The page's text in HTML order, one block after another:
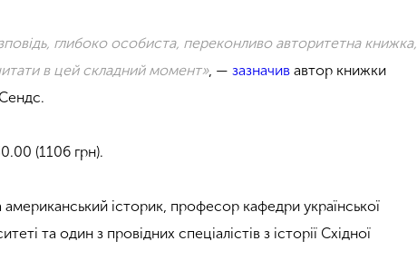
глибоко особиста, переконливо авторитетна книжка,
в цей складний момент», —зазначив автор книжки
(1106 грн).
американський історик, професор кафедри української
та один з провідних спеціалістів з історії Східної